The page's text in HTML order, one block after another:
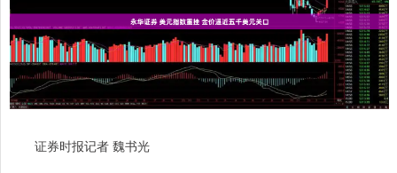
证券时报记者 魏书光